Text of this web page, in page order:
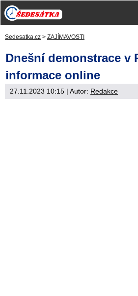
Sedesatka.cz > ZAJÍMAVOSTI
Dnešní demonstrace v
informace online
27.11.2023 10:15 | Autor: Redakce